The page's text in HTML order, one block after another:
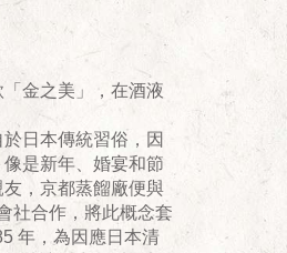
金之美」，在酒液
日本傳統習俗，因
是新年、婚宴和節
，京都蒸餾廠便與
社合作，將此概念套
年，為因應日本清